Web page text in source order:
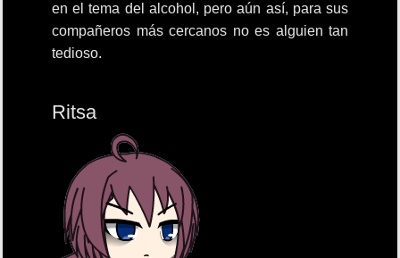
en el tema del alcohol, pero aún así, para sus
compañeros más cercanos no es alguien tan
tedioso.
Ritsa